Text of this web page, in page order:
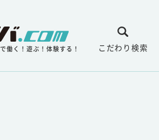
働く！遊ぶ！体験する！ こだわり検索